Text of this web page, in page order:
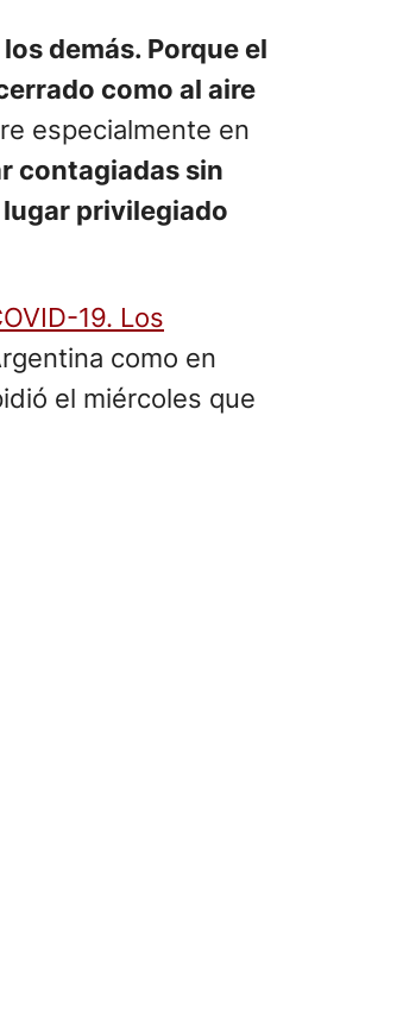
demás. Porque el
como al aire
especialmente en
contagiadas sin
lugar privilegiado
19. Los
como en
el miércoles que